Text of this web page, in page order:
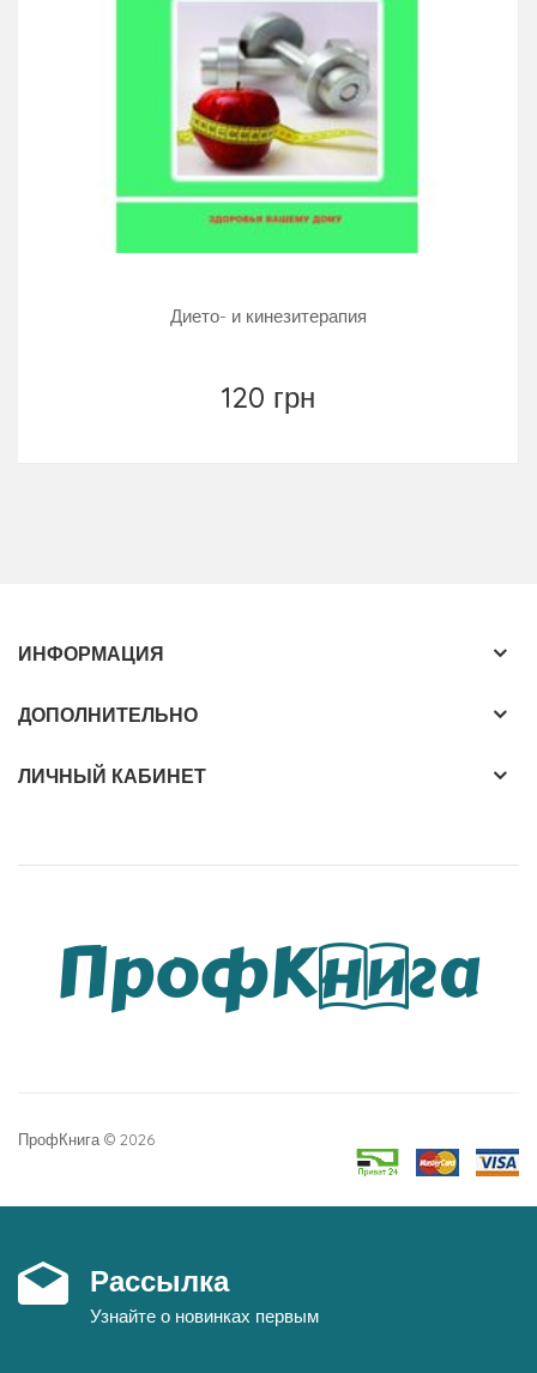
Дието- и кинезитерапия
120 грн
ИНФОРМАЦИЯ
ДОПОЛНИТЕЛЬНО
ЛИЧНЫЙ КАБИНЕТ
ПрофКнига © 2026
Рассылка
Узнайте о новинках первым